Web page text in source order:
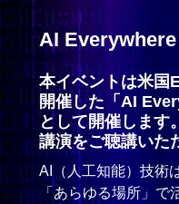
AI
本イベントは米国
開催した「AI
として開催します。
講演をご聴講いた
AI（人工知能）技術
「あらゆる場所」で